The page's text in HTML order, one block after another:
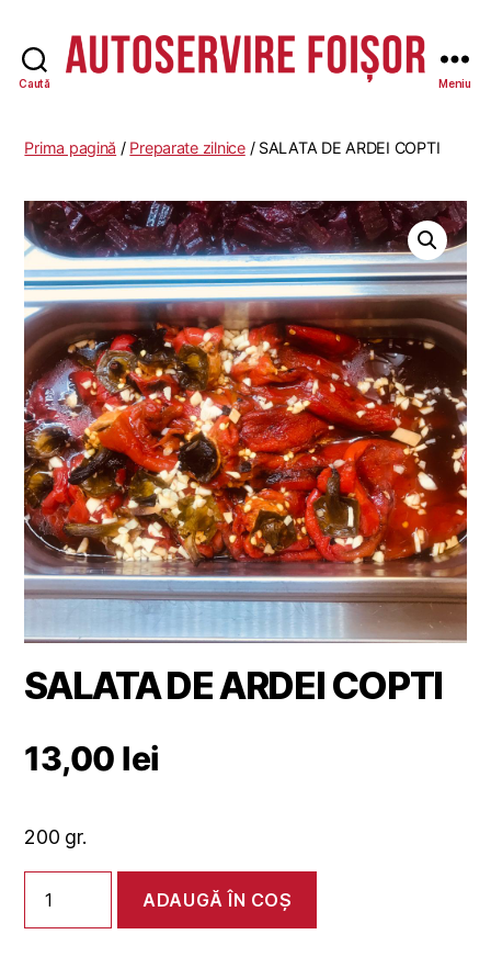
Caută
-
Meniu
Prima pagină / Preparate zilnice/ SALATA DE ARDEI COPTI
SALATA DE ARDEI COPTI
13,00 lei
200 gr.
SALATA
DE
ADAUGĂ ÎN COȘ